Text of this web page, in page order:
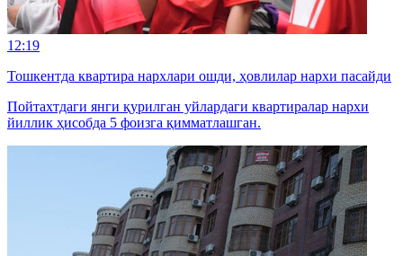
12:19
Тошкентда квартира нархлари ошди, ҳовлилар нархи пасайди
Пойтахтдаги янги қурилган уйлардаги квартиралар нархи
йиллик ҳисобда 5 фоизга қимматлашган.